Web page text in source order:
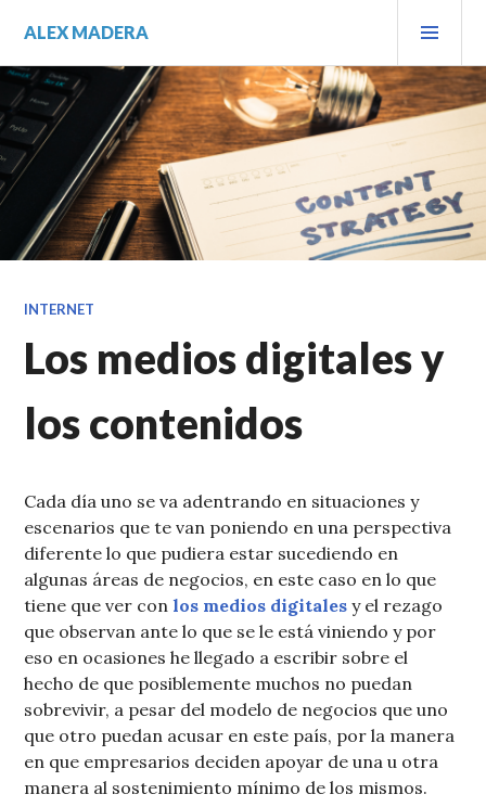
contenido.
ALEX MADERA
INTERNET
Los medios digitales y
los contenidos
Cada día uno se va adentrando en situaciones y
escenarios que te van poniendo en una perspectiva
diferente lo que pudiera estar sucediendo en
algunas áreas de negocios, en este caso en lo que
tiene que ver conlos medios digitales y el rezago
que observan ante lo que se le está viniendo y por
eso en ocasiones he llegado a escribir sobre el
hecho de que posiblemente muchos no puedan
sobrevivir, a pesar del modelo de negocios que uno
que otro puedan acusar en este país, por la manera
en que empresarios deciden apoyar de una u otra
manera al sostenimiento mínimo de los mismos.